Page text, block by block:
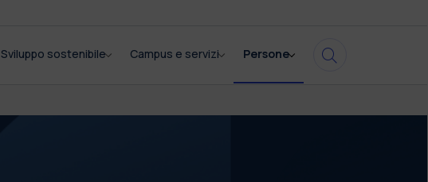
Sviluppo sostenibile Campus e servizi Persone